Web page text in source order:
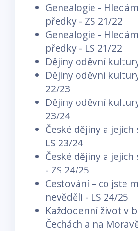
Genealogie -
předky - ZS 21/22
Genealogie -
předky - LS 21/22
Dějiny oděvní
Dějiny oděvní
22/23
Dějiny oděvní
23/24
České dějiny a jejich
LS 23/24
České dějiny a jejich
- ZS 24/25
Cestování – co jste
nevěděli - LS 24/25
Každodenní život v
Čechách a na